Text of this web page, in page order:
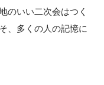
のいい二次会はつく
、多くの人の記憶に